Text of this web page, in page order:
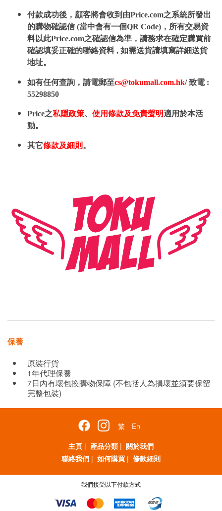
付款成功後，顧客將會收到由Price.com之系統所發出
的購物確認信 (當中會有一個QR Code)，所有交易資
料以此Price.com之確認信為準，請務求在確定購買前
確認填妥正確的聯絡資料 , 如需送貨請填寫詳細送貨
地址。
如有任何查詢，請電郵至cs@tokumall.com.hk/ 致電 :
55298850
Price之私隱政策、 使用條款及免責聲明適用於本活
動。
其它條款及細則 。
保養
原裝行貨
1年代理保養
7日內有壞包換購物保障 (不包括人為損壞並須要保留
完整包裝)
繁
En
主頁 | 產品分類 | 關於我們
聯絡我們 | 如何購買 | 條款細則
我們接受以下付款方式